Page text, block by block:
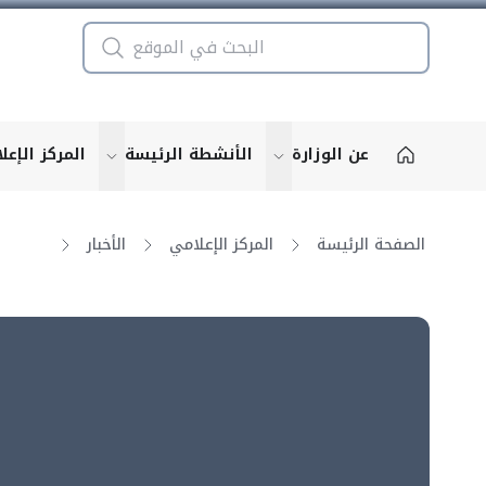
عن الوزارة show submenu for "More"
الأنشطة الرئيسة for "More"
المركز
الصفحة الرئيسة المركز الإعلامي الأخبار